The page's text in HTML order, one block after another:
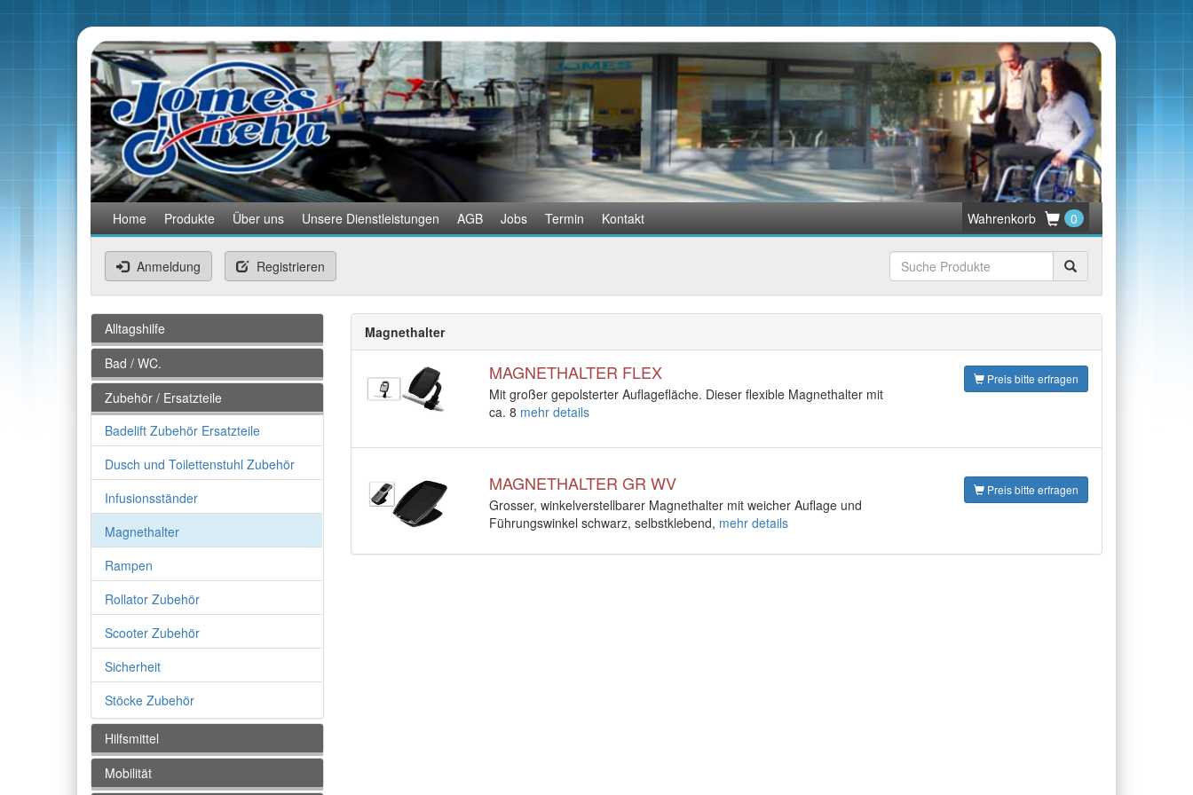
Home Produkte Über uns Unsere Dienstleistungen AGB Jobs Termin Kontakt Wahrenkorb 0
Anmeldung Registrieren Suchen
Alltagshilfe
Bad / WC.
Zubehör / Ersatzteile
Badelift Zubehör Ersatzteile
Dusch und Toilettenstuhl Zubehör
Infusionsständer
Magnethalter
Rampen
Rollator Zubehör
Scooter Zubehör
Sicherheit
Stöcke Zubehör
Hilfsmittel
Mobilität
Magnethalter
MAGNETHALTER FLEX
Mit großer gepolsterter Auflagefläche. Dieser flexible Magnethalter mit
ca. 8 mehr details
Preis bitte erfragen
MAGNETHALTER GR WV
Grosser, winkelverstellbarer Magnethalter mit weicher Auflage und
Führungswinkel schwarz, selbstklebend, mehr details
Preis bitte erfragen